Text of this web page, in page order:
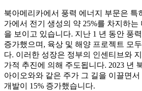
북아메리카에서 풍력 에너지 부문은 특
가에서 전기 생성의 약 25%를 차지하
을 보이고 있습니다. 지난 1 년 동안 풍
증가했으며, 육상 및 해양 프로젝트 모
다. 이러한 성장은 정부의 인센티브와
가적 추진에 의해 주도됩니다. 2023 년
아이오와와 같은 주가 그 길을 이끌면서
개발이 15% 증가했습니다.